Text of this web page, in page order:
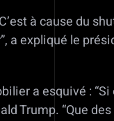
à cause du
a expliqué le
a esquivé : “Si
Trump. “Que